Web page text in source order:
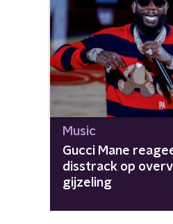
Music
Gucci Mane
disstrack op
gijzeling